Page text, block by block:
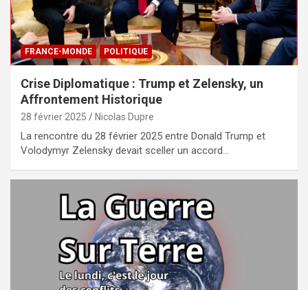
FRANCE-MONDE POLITIQUE
Crise Diplomatique : Trump et Zelensky, un
Affrontement Historique
28 février 2025 Nicolas Dupre
La rencontre du 28 février 2025 entre Donald Trump et
Volodymyr Zelensky devait sceller un accord…